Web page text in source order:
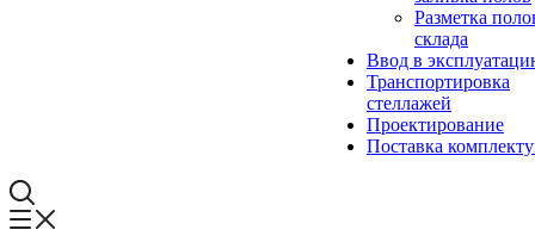
Разметка
склада
Ввод в
Транспортировка
стеллажей
Проектирование
Поставка